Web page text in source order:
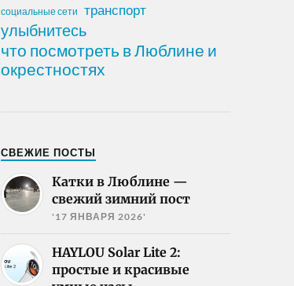
социальные сети транспорт
улыбнитесь
что посмотреть в Люблине и
окрестностях
СВЕЖИЕ ПОСТЫ
Катки в Люблине —
свежий зимний пост
'17 ЯНВАРЯ 2026'
HAYLOU Solar Lite 2:
простые и красивые